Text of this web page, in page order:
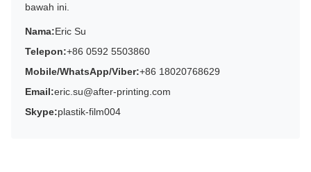
bawah ini.
Nama:Eric Su
Telepon:+86 0592 5503860
Mobile/WhatsApp/Viber:+86 18020768629
Email:eric.su@after-printing.com
Skype:plastik-film004